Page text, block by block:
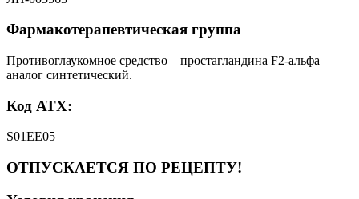
Фармакотерапевтическая группа
Противоглаукомное средство – простагландина F2-альфа
аналог синтетический.
Код АТХ:
S01EE05
ОТПУСКАЕТСЯ ПО РЕЦЕПТУ!